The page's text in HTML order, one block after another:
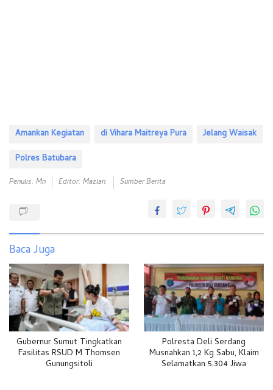
Amankan Kegiatan di Vihara Maitreya Pura
Jelang Waisak
Polres Batubara
Penulis: Mn Editor: Mazlan Sumber Berita
Baca Juga
Gubernur Sumut Tingkatkan
Fasilitas RSUD M Thomsen
Gunungsitoli
Polresta Deli Serdang
Musnahkan 1,2 Kg Sabu, Klaim
Selamatkan 5.304 Jiwa